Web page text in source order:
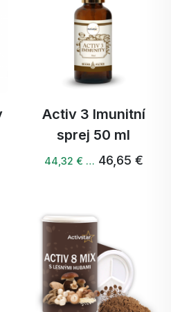
Activ 3 Imunitní
sprej 50 ml
44,32 € … 46,65 €